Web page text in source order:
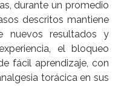
durante un promedio
descritos mantiene
nuevos resultados y
el bloqueo
fácil aprendizaje, con
torácica en sus